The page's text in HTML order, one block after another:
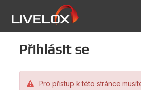
Přihlásit se
Pro přístup k této stránce